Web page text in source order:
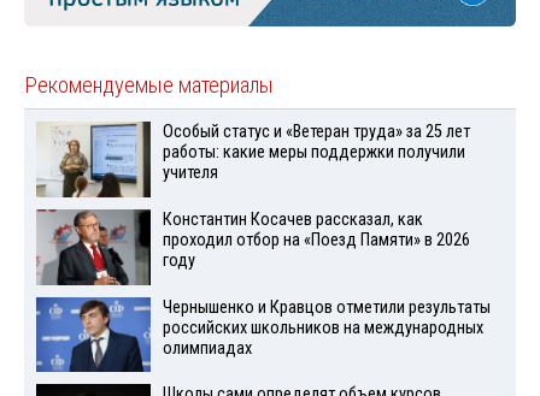
Рекомендуемые материалы
Особый статус и «Ветеран труда» за 25 лет
работы: какие меры поддержки получили
учителя
Константин Косачев рассказал, как
проходил отбор на «Поезд Памяти» в 2026
году
Чернышенко и Кравцов отметили результаты
российских школьников на международных
олимпиадах